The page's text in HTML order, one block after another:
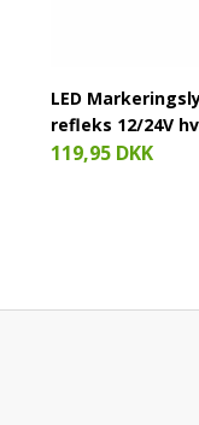
LED
refleks 12/24V
119,95 DKK